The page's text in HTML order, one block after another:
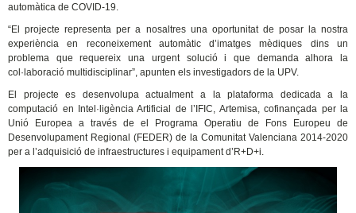
automàtica de COVID-19.
“El projecte representa per a nosaltres una oportunitat de posar la nostra
experiència en reconeixement automàtic d’imatges mèdiques dins un
problema que requereix una urgent solució i que demanda alhora la
col·laboració multidisciplinar”, apunten els investigadors de la UPV.
El projecte es desenvolupa actualment a la plataforma dedicada a la
computació en Intel·ligència Artificial de l’IFIC, Artemisa, cofinançada per la
Unió Europea a través de el Programa Operatiu de Fons Europeu de
Desenvolupament Regional (FEDER) de la Comunitat Valenciana 2014-2020
per a l’adquisició de infraestructures i equipament d’R+D+i.